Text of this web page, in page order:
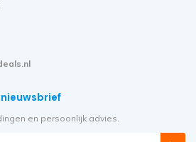
nieuwsbrief
en persoonlijk advies.